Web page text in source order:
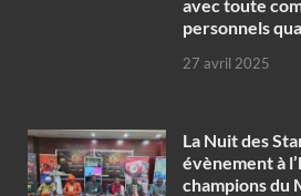
avec toute
personnels
27 avril 2025
‎La Nuit des
évènement à
champions du